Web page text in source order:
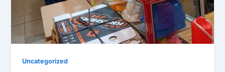
Uncategorized